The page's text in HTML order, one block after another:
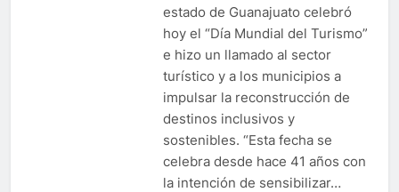
estado de Guanajuato celebró
hoy el “Día Mundial del Turismo”
e hizo un llamado al sector
turístico y a los municipios a
impulsar la reconstrucción de
destinos inclusivos y
sostenibles. “Esta fecha se
celebra desde hace 41 años con
la intención de sensibilizar…